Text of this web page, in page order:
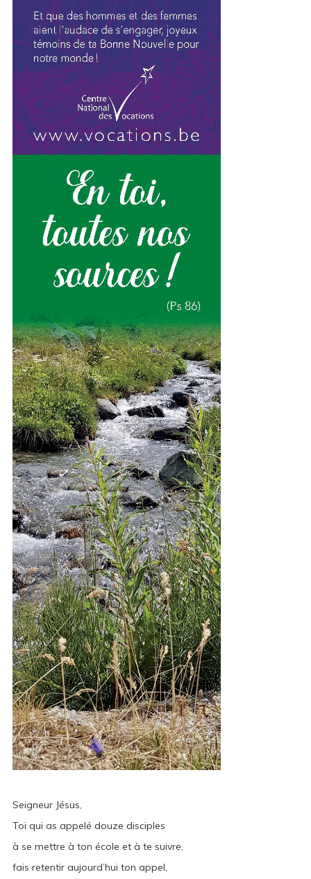
Seigneur Jésus,
Toi qui as appelé douze disciples
à se mettre à ton école et à te suivre,
fais retentir aujourd’hui ton appel,